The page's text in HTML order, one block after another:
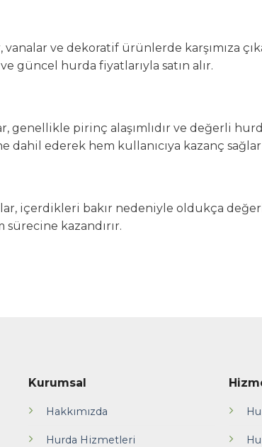
vanalar ve dekoratif ürünlerde karşımıza
güncel hurda fiyatlarıyla satın alır.
genellikle pirinç alaşımlıdır ve değerli
ederek hem kullanıcıya kazanç
içerdikleri bakır nedeniyle oldukça
kazandırır.
Kurumsal
Hakkımızda
Hurda Hizmetleri